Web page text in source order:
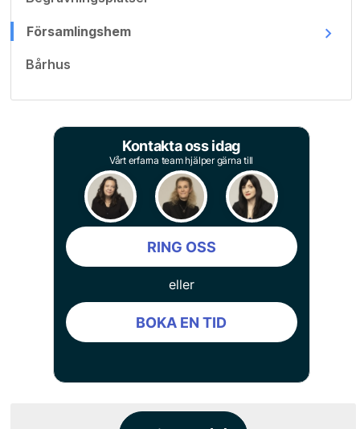
Församlingshem
Bårhus
Kontakta oss idag
Vårt erfarna team hjälper gärna till
RING OSS
eller
BOKA EN TID